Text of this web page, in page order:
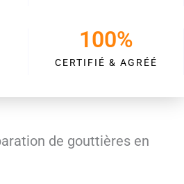
CERTIFIÉ & AGRÉÉ
100%
de gouttières en